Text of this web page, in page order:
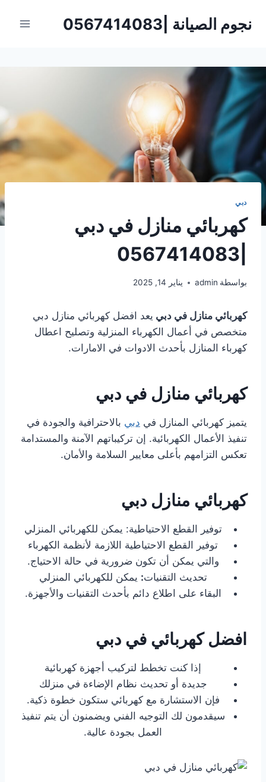
نجوم الصيانة |0567414083
دبي
كهربائي منازل في دبي
بواسطة admin يناير 14, 2025
كهربائي منازل في دبي يعد افضل كهربائي منازل دبي
متخصص في أعمال الكهرباء المنزلية وتصليح اعطال
كهرباء المنازل بأحدث الادوات في الامارات.
كهربائي منازل في دبي
يتميز كهربائي المنازل في دبي بالاحترافية والجودة في
تنفيذ الأعمال الكهربائية. إن تركيباتهم الآمنة والمستدامة
تعكس التزامهم بأعلى معايير السلامة والأمان.
كهربائي منازل دبي
توفير القطع الاحتياطية: يمكن للكهربائي المنزلي
توفير القطع الاحتياطية اللازمة لأنظمة الكهرباء
والتي يمكن أن تكون ضرورية في حالة الاحتياج.
تحديث التقنيات: يمكن للكهربائي المنزلي
البقاء على اطلاع دائم بأحدث التقنيات والأجهزة.
افضل كهربائي في دبي
إذا كنت تخطط لتركيب أجهزة كهربائية
جديدة أو تحديث نظام الإضاءة في منزلك
فإن الاستشارة مع كهربائي ستكون خطوة ذكية.
سيقدمون لك التوجيه الفني ويضمنون أن يتم تنفيذ
العمل بجودة عالية.